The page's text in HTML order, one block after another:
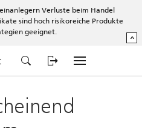
Verluste beim Handel
sind hoch risikoreiche Produkte
geeignet.
^